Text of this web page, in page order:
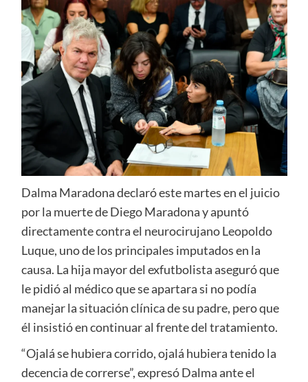
Dalma Maradona declaró este martes en el juicio
por la muerte de Diego Maradona y apuntó
directamente contra el neurocirujano Leopoldo
Luque, uno de los principales imputados en la
causa. La hija mayor del exfutbolista aseguró que
le pidió al médico que se apartara si no podía
manejar la situación clínica de su padre, pero que
él insistió en continuar al frente del tratamiento.
“Ojalá se hubiera corrido, ojalá hubiera tenido la
decencia de correrse”, expresó Dalma ante el